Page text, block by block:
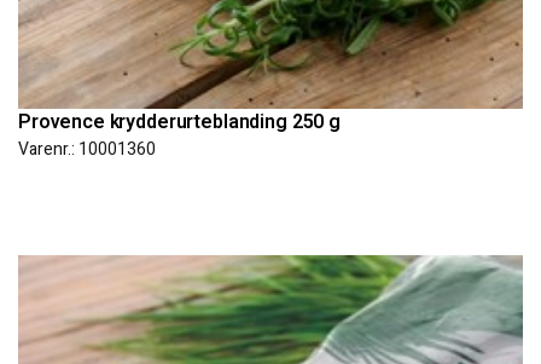
Provence krydderurteblanding 250 g
Varenr.: 10001360